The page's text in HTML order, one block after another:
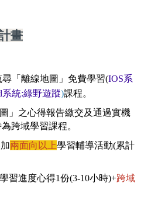
畫
尋「離線地圖」免費學習(IOS系
統:綠野遊蹤)課程。
」 之心得報告繳交及通過實機
跨域學習課程。
兩面向以上學習輔導活動(累計
習進度心得1份(3-10小時)+跨域